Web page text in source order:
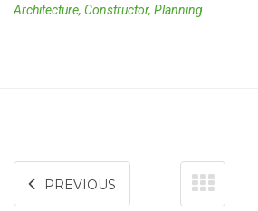
Architecture, Constructor, Planning
PREVIOUS